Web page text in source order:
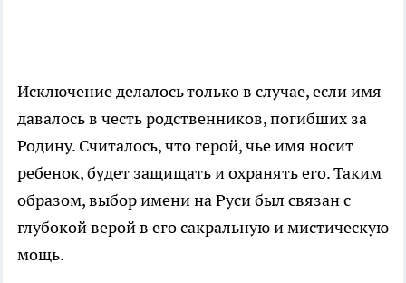
Исключение делалось только в случае, если имя
давалось в честь родственников, погибших за
Родину. Считалось, что герой, чье имя носит
ребенок, будет защищать и охранять его. Таким
образом, выбор имени на Руси был связан с
глубокой верой в его сакральную и мистическую
мощь.